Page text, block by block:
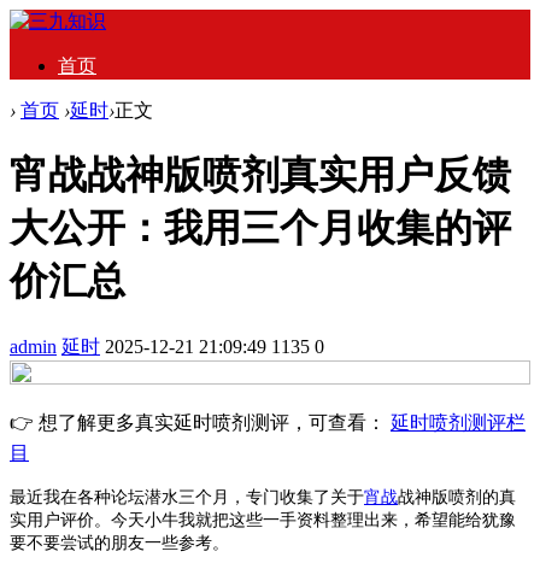
首页
› 首页 ›延时›正文
宵战战神版喷剂真实用户反馈
大公开：我用三个月收集的评
价汇总
admin 延时 2025-12-21 21:09:49 1135 0
👉 想了解更多真实延时喷剂测评，可查看： 延时喷剂测评栏
目
最近我在各种论坛潜水三个月，专门收集了关于宵战战神版喷剂的真
实用户评价。今天小牛我就把这些一手资料整理出来，希望能给犹豫
要不要尝试的朋友一些参考。